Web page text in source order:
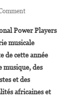
On
International
Power
Players:10
Africains
Acteurs
Majeurs
Power Players
musicale
de cette année
musique, des
et des
africaines et